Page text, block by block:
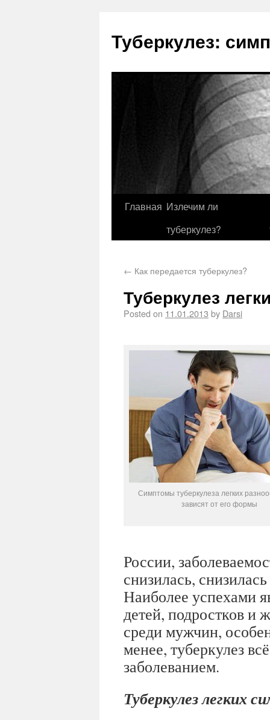
Туберкулез:
Главная Излечим ли
туберкулез?
← Как передается туберкулез?
Туберкулез
Posted on 11.01.2013 by Darsi
Симптомы туберкулеза легких
зависят от его формы
России,
снизилась,
Наиболее успехами
детей, подростков
среди мужчин,
менее, туберкулез
заболеванием.
Туберкулез легких